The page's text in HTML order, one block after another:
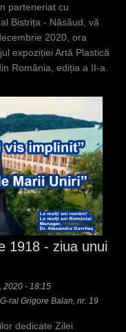
parteneriat cu
Bistrița - Năsăud, vă
2020, ora
expoziției Artă Plastică
România, ediția a II-a.
1918 - ziua unui
2020 - 18:15
ral Grigore Balan, nr. 19
dedicate Zilei